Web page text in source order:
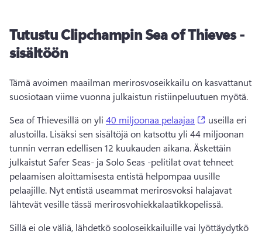
Tutustu Clipchampin Sea of Thieves -
sisältöön
Tämä avoimen maailman merirosvoseikkailu on kasvattanut
suosiotaan viime vuonna julkaistun ristiinpeluutuen myötä.
Sea of Thievesillä on yli 40 miljoonaa pelaajaa (opens in a
useilla eri
alustoilla. Lisäksi sen sisältöjä on katsottu yli 44 miljoonan
tunnin verran edellisen 12 kuukauden aikana. Äskettäin
julkaistut Safer Seas- ja Solo Seas -pelitilat ovat tehneet
pelaamisen aloittamisesta entistä helpompaa uusille
pelaajille. Nyt entistä useammat merirosvoksi halajavat
lähtevät vesille tässä merirosvohiekkalaatikkopelissä.
Sillä ei ole väliä, lähdetkö sooloseikkailuille vai lyöttäydytkö